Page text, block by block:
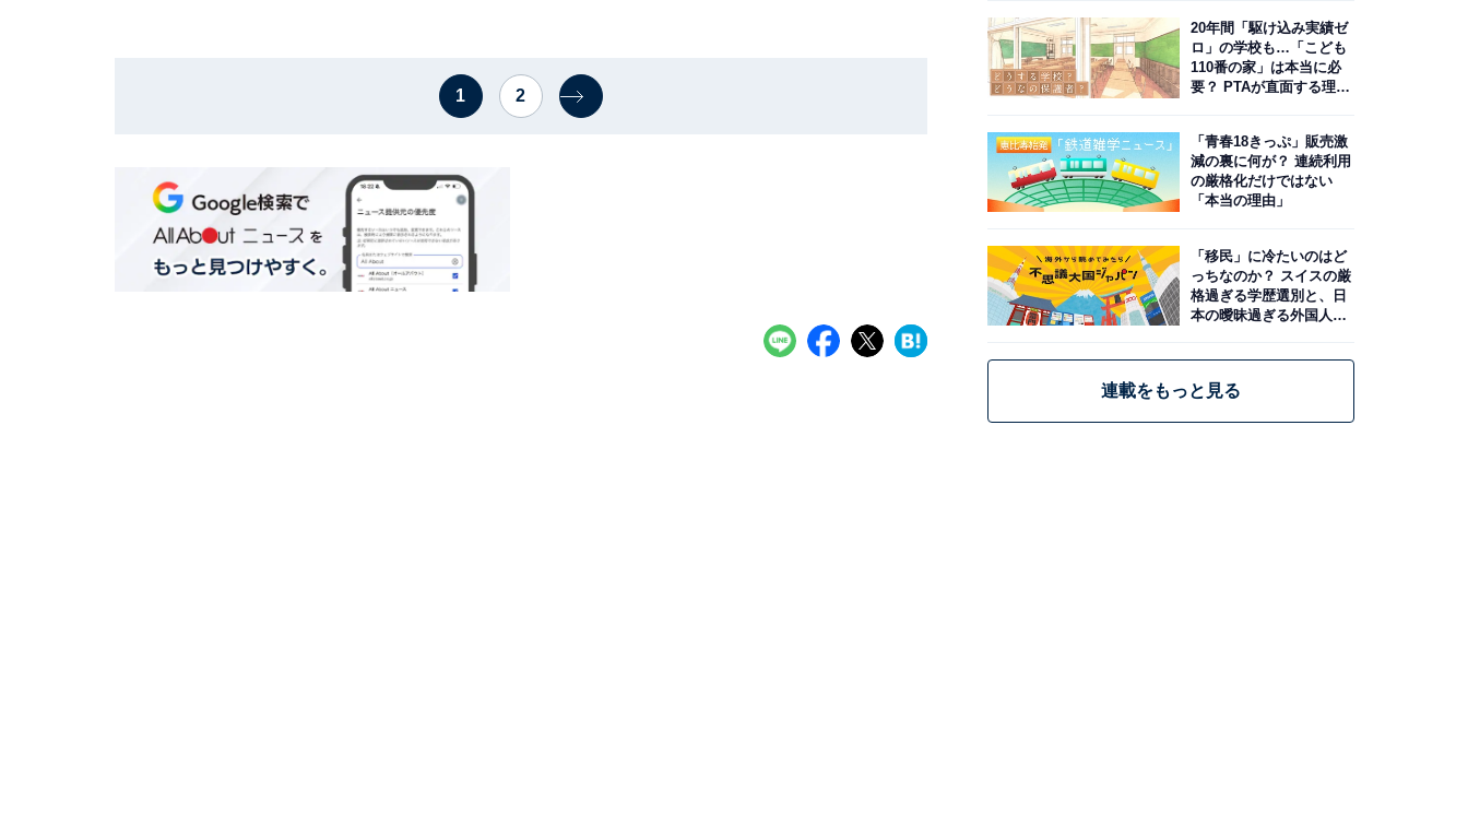
1 2
20年間「駆け込み実績ゼ
ロ」の学校も…「こども
110番の家」は本当に必
要？ PTAが直面する理想
「青春18きっぷ」販売激
減の裏に何が？ 連続利用
の厳格化だけではない
「本当の理由」
「移民」に冷たいのはど
っちなのか？ スイスの厳
格過ぎる学歴選別と、日
本の曖昧過ぎる外国人政
連載をもっと見る